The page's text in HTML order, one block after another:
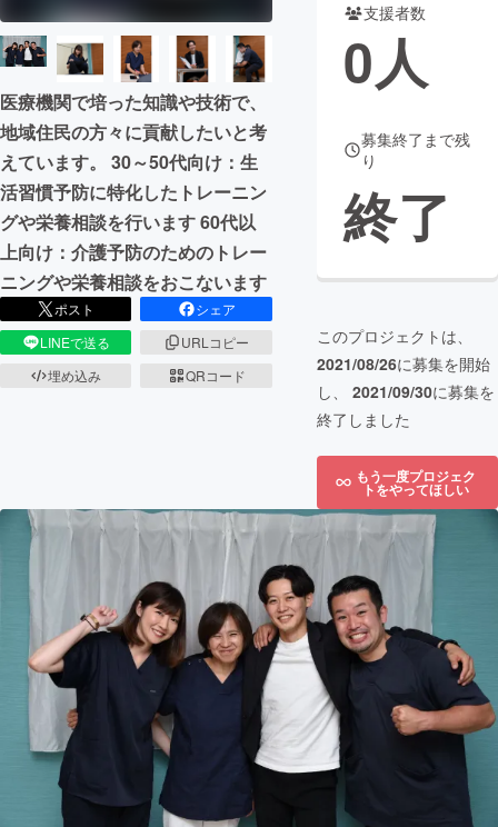
まちづくり・地域活性化
CAMPFIRE for Social Good
CAMPFIRE Creation
CAMPFIREふるさと納税machi-ya
医療機関で培った知識や技術で、
地域住民の方々に貢献したいと考
えています。 30～50代向け：生
活習慣予防に特化したトレーニン
グや栄養相談を行います 60代以
上向け：介護予防のためのトレー
ニングや栄養相談をおこないます
ポスト
シェア
LINEで送る
URLコピー
埋め込み
QRコード
支援者数
0人
募集終了まで残
り
終了
このプロジェクトは、
2021/08/26に募集を開始
し、 2021/09/30に募集を
終了しました
もう一度プロジェク
トをやってほしい